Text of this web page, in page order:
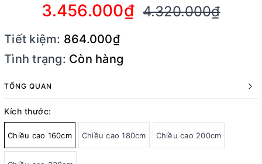
3.456.000₫ 4.320.000₫
Tiết kiệm: 864.000₫
Tình trạng: Còn hàng
TỔNG QUAN
Kích thước:
Chiều cao 160cm Chiều cao 180cm Chiều cao 200cm